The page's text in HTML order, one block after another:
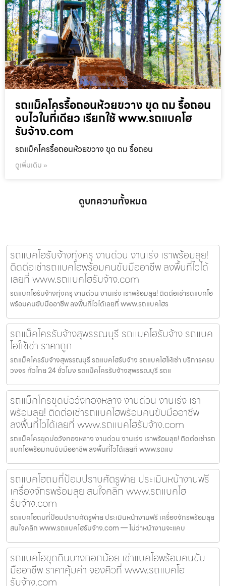
รถแม็คโครรื้อถอนห้วยขวาง ขุด ถม รื้อถอน
จบไวในที่เดียว เรียกใช้ www.รถแบคโฮ
รับจ้าง.com
รถแม็คโครรื้อถอนห้วยขวาง ขุด ถม รื้อถอน
ดูเพิ่มเติม »
ดูบทความทั้งหมด
รถแบคโฮรับจ้างทุ่งครุ งานด่วน งานเร่ง เราพร้อมลุย!
ติดต่อเช่ารถแบคโฮพร้อมคนขับมืออาชีพ ลงพื้นที่ไวได้
เลยที่ www.รถแบคโฮรับจ้าง.com
รถแบคโฮรับจ้างทุ่งครุ งานด่วน งานเร่ง เราพร้อมลุย! ติดต่อเช่ารถแบคโฮ
พร้อมคนขับมืออาชีพ ลงพื้นที่ไวได้เลยที่ www.รถแบคโฮร
รถแม็คโครรับจ้างสุพรรณบุรี รถแบคโฮรับจ้าง รถแบค
โฮให้เช่า ราคาถูก
รถแม็คโครรับจ้างสุพรรณบุรี รถแบคโฮรับจ้าง รถแบคโฮให้เช่า บริการครบ
วงจร ทั่วไทย 24 ชั่วโมง รถแม็คโครรับจ้างสุพรรณบุรี รถแ
รถแม็คโครขุดบ่อวังทองหลาง งานด่วน งานเร่ง เรา
พร้อมลุย! ติดต่อเช่ารถแบคโฮพร้อมคนขับมืออาชีพ
ลงพื้นที่ไวได้เลยที่ www.รถแบคโฮรับจ้าง.com
รถแม็คโครขุดบ่อวังทองหลาง งานด่วน งานเร่ง เราพร้อมลุย! ติดต่อเช่ารถ
แบคโฮพร้อมคนขับมืออาชีพ ลงพื้นที่ไวได้เลยที่ www.รถแบ
รถแบคโฮถมที่ป้อมปราบศัตรูพ่าย ประเมินหน้างานฟรี
เครื่องจักรพร้อมลุย สนใจคลิก www.รถแบคโฮ
รับจ้าง.com
รถแบคโฮถมที่ป้อมปราบศัตรูพ่าย ประเมินหน้างานฟรี เครื่องจักรพร้อมลุย
สนใจคลิก www.รถแบคโฮรับจ้าง.com — ไม่ว่าหน้างานจะแคบ
รถแบคโฮขุดดินบางกอกน้อย เช่าแบคโฮพร้อมคนขับ
มืออาชีพ ราคาคุ้มค่า จองคิวที่ www.รถแบคโฮ
รับจ้าง.com